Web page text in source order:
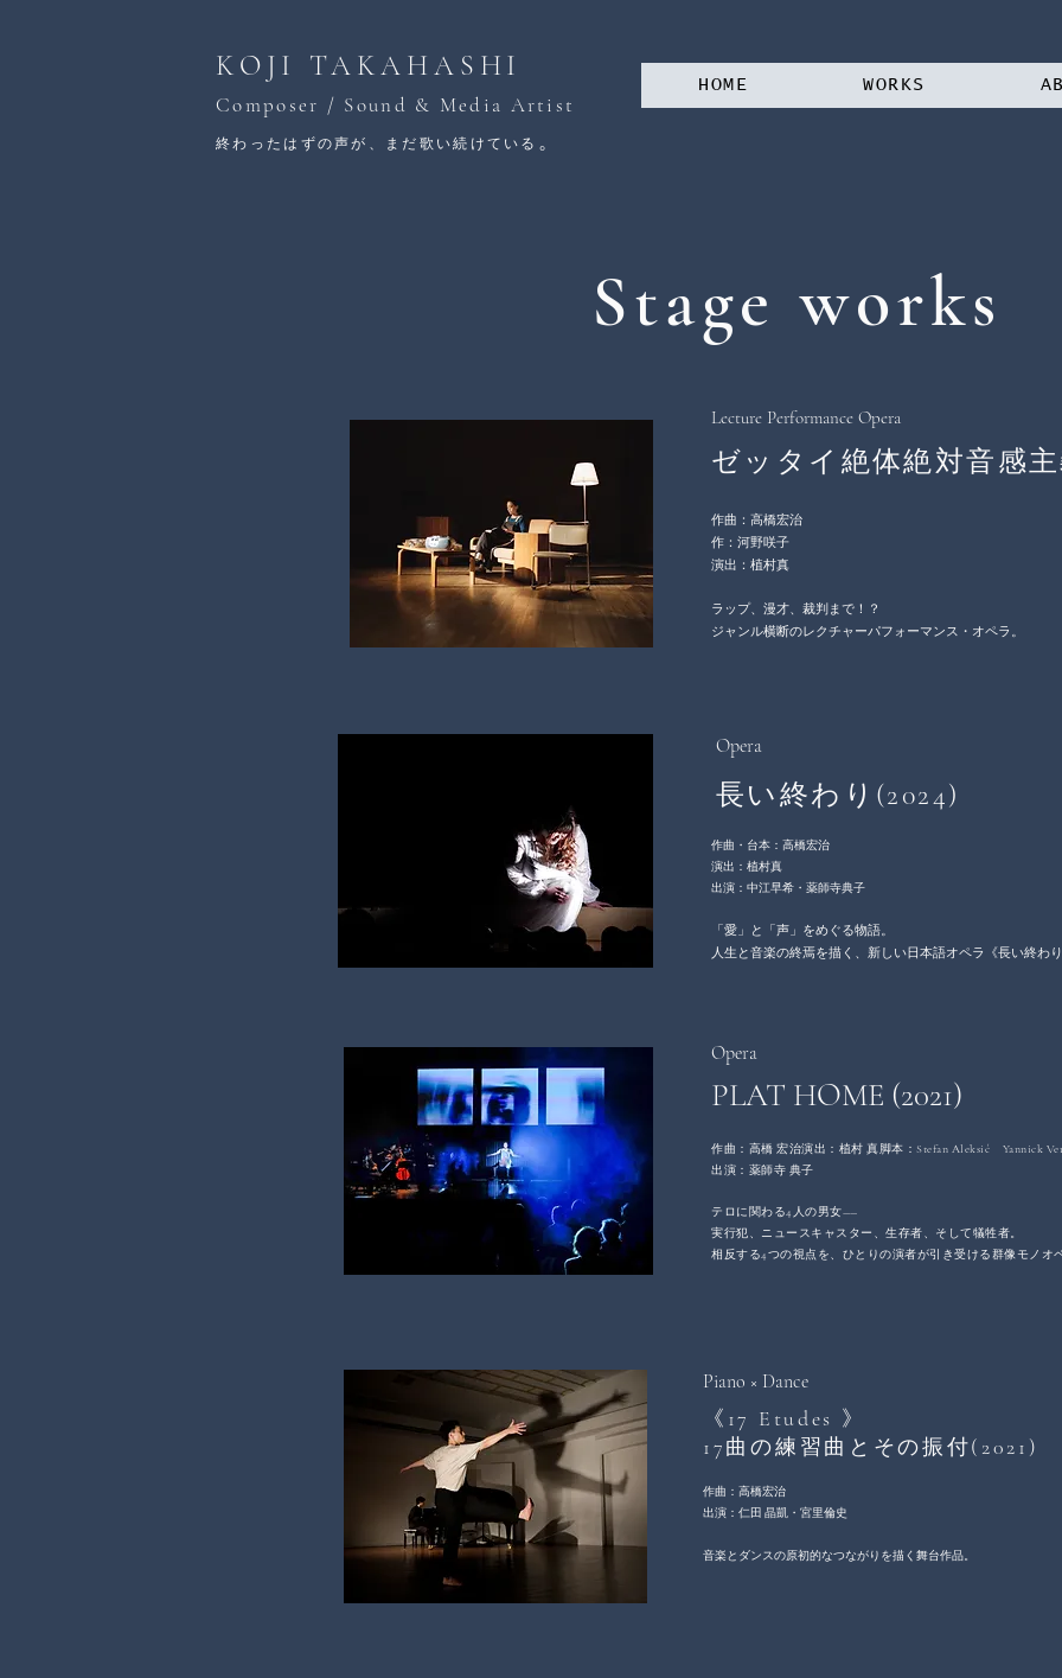
KOJI TAKAHASHI
Composer / Sound & Media Artist
終わったはずの声が、まだ歌い続けている 。
HOME WORKS
Stage works
Lecture Performance Opera
ゼッタイ絶体絶対音感
作曲：高橋宏治
作：河野咲子
演出：植村真
ラップ、漫才、裁判まで！？
ジャンル横断のレクチャーパフォーマンス・オペラ。
Opera
長い終わり(2024)
作曲・台本：高橋宏治
演出：植村真
出演：中江早希・薬師寺典子
「愛」と「声」をめぐる物語。
人生と音楽の終焉を描く、新しい日本語オペラ《長い終わ
Opera
PLAT HOME (2021)
作曲：高橋 宏治演出：植村 真脚本：Stefan Aleksić Yannick
出演：薬師寺 典子
テロに関わる4人の男女――
実行犯、ニュースキャスター、生存者、そして犠牲者。
相反する4つの視点を、ひとりの演者が引き受ける群像モノオ
Piano × Dance
《17 Etudes 》
17曲の練習曲とその振付(2021)
作曲：高橋宏治
出演：仁田 晶凱・宮里倫史
音楽とダンスの原初的なつながりを描く舞台作品。